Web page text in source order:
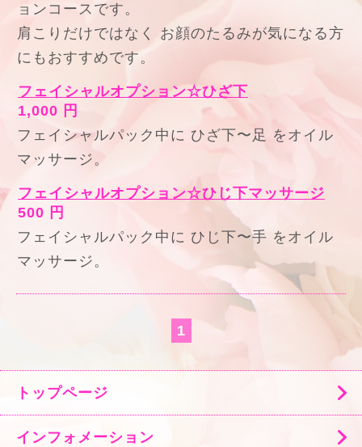
ョンコースです。
肩こりだけではなく お顔のたるみが気になる方
にもおすすめです。
フェイシャルオプション☆ひざ下
1,000 円
フェイシャルパック中に ひざ下〜足 をオイル
マッサージ。
フェイシャルオプション☆ひじ下マッサージ
500 円
フェイシャルパック中に ひじ下〜手 をオイル
マッサージ。
1
トップページ
インフォメーション